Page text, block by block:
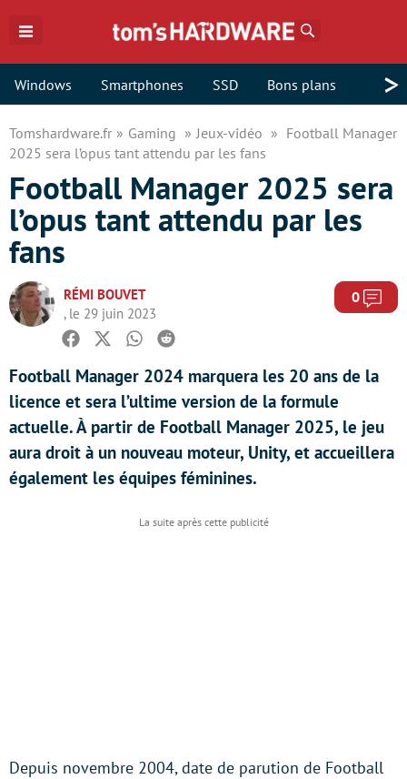
Windows Smartphones SSD Bons plans >
Tomshardware.fr Gaming Jeux-vidéo
Football Manager
2025 sera l’opus tant attendu par les fans
Football Manager 2025 sera
l’opus tant attendu par les
fans
RÉMI BOUVET
, le 29 juin 2023
0
Facebook
TwitterWhatsapp
Reddit
Football Manager 2024 marquera les 20 ans de la
licence et sera l’ultime version de la formule
actuelle. À partir de Football Manager 2025, le jeu
aura droit à un nouveau moteur, Unity, et accueillera
également les équipes féminines.
Depuis novembre 2004, date de parution de Football